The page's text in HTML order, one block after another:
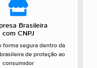
Brasileira
com CNPJ
forma segura dentro da
de proteção ao
consumidor